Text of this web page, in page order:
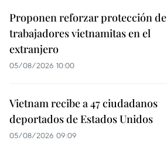
Proponen reforzar protección de
trabajadores vietnamitas en el
extranjero
05/08/2026 10:00
Vietnam recibe a 47 ciudadanos
deportados de Estados Unidos
05/08/2026 09:09